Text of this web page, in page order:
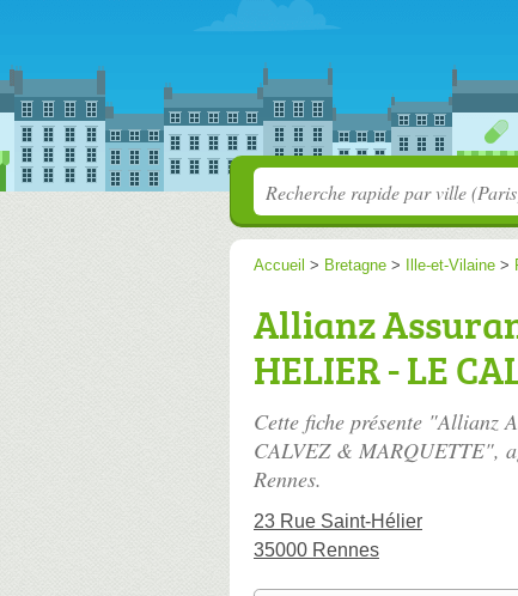
Accueil > Bretagne > Ille-et-Vilaine >
Allianz
HELIER - LE
Cette fiche présente "Allianz
CALVEZ & MARQUETTE",
Rennes.
23 Rue Saint-Hélier
35000 Rennes